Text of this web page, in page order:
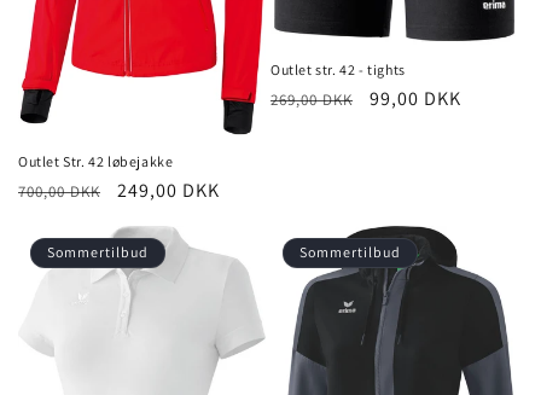
Outlet Str. 42 løbejakke
Normalpris
700,00 DKK Udsalgspris
249,00 DKK
Outlet str. 42 - tights
Normalpris
269,00 DKK Udsalgspris
99,00 DKK
Sommertilbud Sommertilbud